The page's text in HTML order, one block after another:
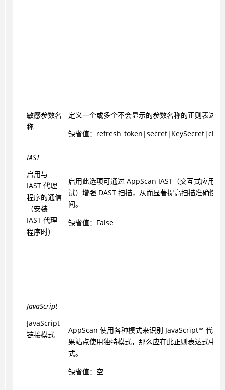
敏感参数名
称
定义一个或多个不会显示的参数名称的正则表达式
缺省值：
IAST
启用与
IAST 代理
程序的通信
（安装
IAST 代理
程序时）
启用此选项可通过 AppScan IAST（交互式应用程
试）增强 DAST 扫描，从而显著提高扫描准确性
间。
缺省值：False
JavaScript
JavaScript
链接模式
AppScan 使用各种模式来识别 JavaScript™ 代码
果站点使用独特模式，那么应在此正则表达式中定
式。
缺省值：空